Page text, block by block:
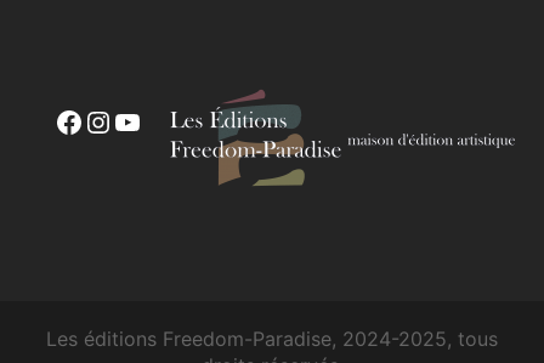
Les éditions Freedom-Paradise, 2024-2025, tous